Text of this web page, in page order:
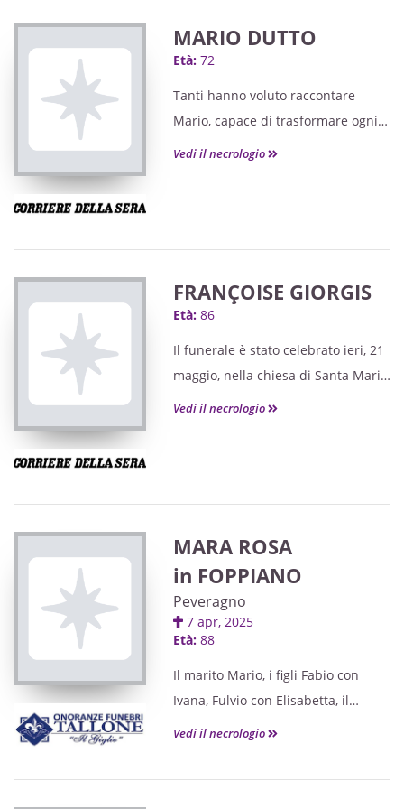
MARIO DUTTO
Età: 72
Tanti hanno voluto raccontare
Mario, capace di trasformare ogni
acquisto in un momento di
Vedi il necrologio
FRANÇOISE GIORGIS
Età: 86
Il funerale è stato celebrato ieri, 21
maggio, nella chiesa di Santa Maria
da Val a Peveragno.
Vedi il necrologio
MARA ROSA
in FOPPIANO
Peveragno
7 apr, 2025
Età: 88
Il marito Mario, i figli Fabio con
Ivana, Fulvio con Elisabetta, il
fratello, unitamente ai famigliari
per le dimostrazioni di stima e
Vedi il necrologio